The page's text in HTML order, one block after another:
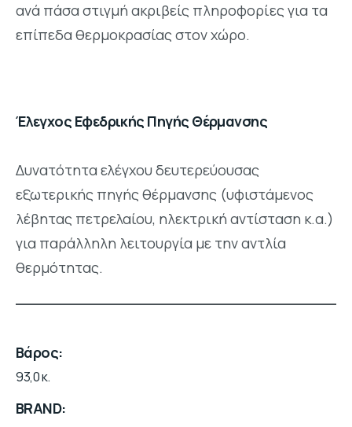
ανά πάσα στιγμή ακριβείς πληροφορίες για τα
επίπεδα θερμοκρασίας στον χώρο.
Έλεγχος Εφεδρικής Πηγής Θέρμανσης
Δυνατότητα ελέγχου δευτερεύουσας
εξωτερικής πηγής θέρμανσης (υφιστάμενος
λέβητας πετρελαίου, ηλεκτρική αντίσταση κ.α.)
για παράλληλη λειτουργία με την αντλία
θερμότητας.
Βάρος
93,0 κ.
BRAND